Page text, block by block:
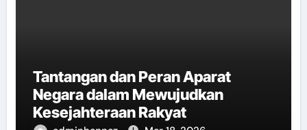
Tantangan dan Peran Aparat
Negara dalam Mewujudkan
Kesejahteraan Rakyat